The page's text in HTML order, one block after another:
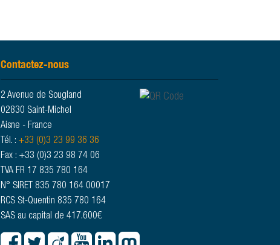
Contactez-nous
2 Avenue de Sougland
02830 Saint-Michel
Aisne - France
Tél. : +33 (0)3 23 99 36 36
Fax : +33 (0)3 23 98 74 06
TVA FR 17 835 780 164
N° SIRET 835 780 164 00017
RCS St-Quentin 835 780 164
SAS au capital de 417.600€